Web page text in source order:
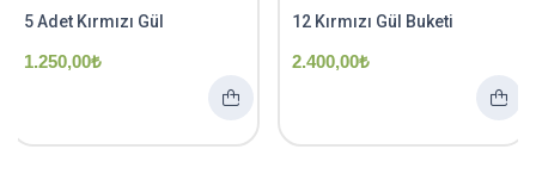
5 Adet Kırmızı Gül
1.250,00₺
12 Kırmızı Gül Buketi
2.400,00₺